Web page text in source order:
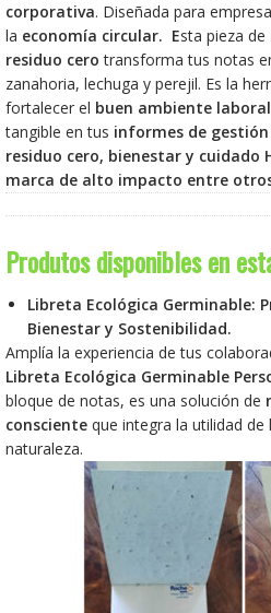
corporativa. Diseñada para
la economía circular. Esta pieza de
residuo cero transforma tus notas
zanahoria, lechuga y perejil. Es la
fortalecer el buen ambiente laboral
tangible en tus informes de
residuo cero, bienestar y cuidado
marca de alto impacto entre
Libreta Ecológica Germinable:
Bienestar y Sostenibilidad.
Amplía la experiencia de tus
Libreta Ecológica Germinable
bloque de notas, es una solución de
consciente que integra la utilidad
naturaleza.